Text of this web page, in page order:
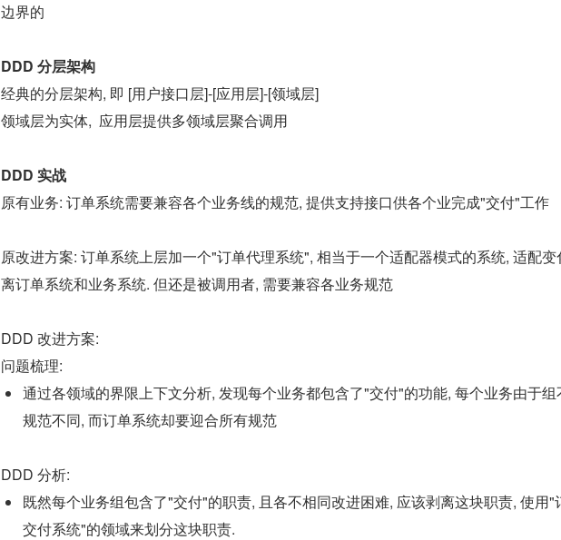
边界的
DDD 分层架构
经典的分层架构, 即 [用户接口层]-[应用层]-[领域层]
领域层为实体,  应用层提供多领域层聚合调用
DDD 实战
原有业务: 订单系统需要兼容各个业务线的规范, 提供支持接口供各个业完成"交付"工作
原改进方案: 订单系统上层加一个"订单代理系统", 相当于一个适配器模式的系统, 适配变
离订单系统和业务系统. 但还是被调用者, 需要兼容各业务规范
DDD 改进方案:
问题梳理:
通过各领域的界限上下文分析, 发现每个业务都包含了"交付"的功能, 每个业务由于组
规范不同, 而订单系统却要迎合所有规范
DDD 分析:
既然每个业务组包含了"交付"的职责, 且各不相同改进困难, 应该剥离这块职责, 使用"
交付系统"的领域来划分这块职责.